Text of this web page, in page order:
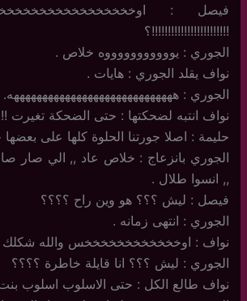
فيصل :
!!!!!!!!!!!!!!!!!!!!!!!!؟
الجوري : يوووووووووووه خلاص .
نواف يقلد الجوري : هايات .
الجوري : هههههههههههههههههههههههههههههه.
نواف انتبه لضحكتها : حتى الضحكة تغيرت
حليمة : اصلا جورتنا الحلوة كلها على بعضها
الجوري بانزعاج : خلاص عاد ,, الي صار
,, انسوا طلال .
فيصل : ليش ؟؟؟ هو وين راح ؟؟؟؟
الجوري : انتهى زمانه .
نواف : اوخخخخخخخخخخخخس والله شكلك
الجوري : ليش ؟؟؟ انا قايلة خاطرة ؟؟؟؟
نواف طالع الكل : حتى الاسلوب اسلوب